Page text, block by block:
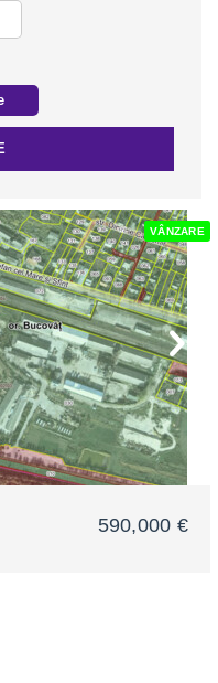
VÂNZARE
590,000 €